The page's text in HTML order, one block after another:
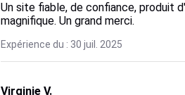
Un site fiable, de confiance, produit
magnifique. Un grand merci.
Expérience du : 30 juil. 2025
Virginie V.